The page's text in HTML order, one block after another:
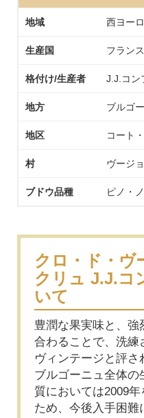
地域 西ヨー
生産国 フランス
格付け/生産者 J.J.コン
地方 ブルゴ
地区 コート
村 ヴージョ
ブドウ品種 ピノ・
クロ・ド・ヴ
クリュ J.J.コ
いて
豊潤な果実味と、強
合わることで、洗練
ヴィンテージと評さ
ブルゴーニュ全体の
質においては2009
ため、今後入手困難